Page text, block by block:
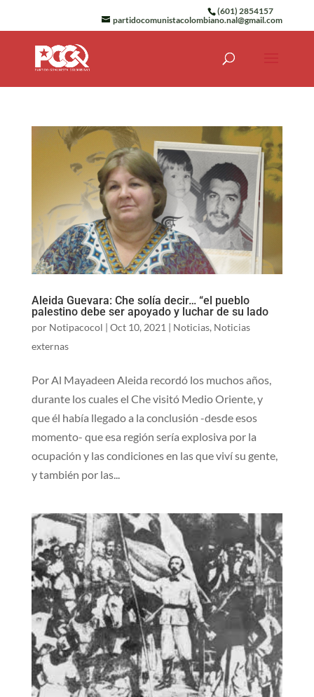
(601) 2854157
partidocomunistacolombiano.nal@gmail.com
Aleida Guevara: Che solía decir… “el pueblo
palestino debe ser apoyado y luchar de su lado
por Notipacocol | Oct 10, 2021 | Noticias, Noticias
externas
Por Al Mayadeen Aleida recordó los muchos años,
durante los cuales el Che visitó Medio Oriente, y
que él había llegado a la conclusión -desde esos
momento- que esa región sería explosiva por la
ocupación y las condiciones en las que viví su gente,
y también por las...